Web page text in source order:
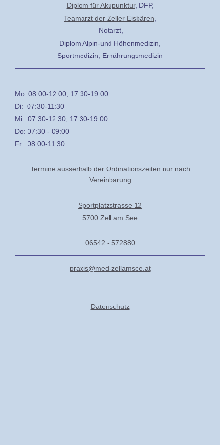
Diplom für Akupunktur, DFP,
Teamarzt der Zeller Eisbären
Notarzt,
Diplom Alpin-und Höhenmedizin,
Sportmedizin, Ernährungsmedizin
Mo: 08:00-12:00; 17:30-19:00
Di: 07:30-11:30
Mi: 07:30-12:30; 17:30-19:00
Do: 07:30 - 09:00
Fr: 08:00-11:30
Termine ausserhalb der Ordinationszeiten nur nach
Vereinbarung
Sportplatzstrasse 12
5700 Zell am See
06542 - 572880
praxis@med-zellamsee.at
Datenschutz